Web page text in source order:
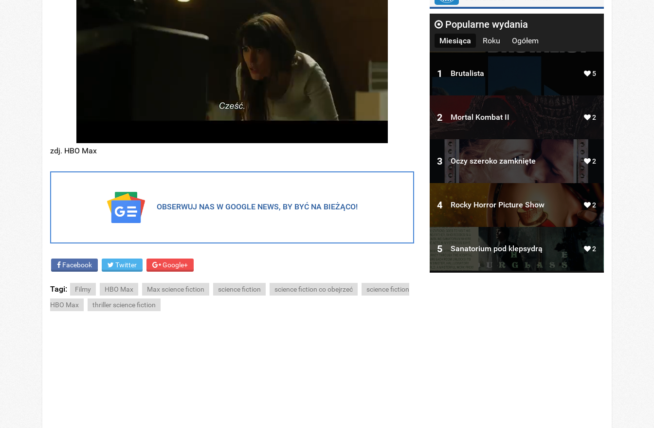
zdj. HBO Max
OBSERWUJ NAS W GOOGLE NEWS, BY BYĆ NA BIEŻĄCO!
Facebook Twitter Google+
Tagi: Filmy HBO Max Max science fiction science fiction science fiction co obejrzeć
science fiction
HBO Max
thriller science fiction
Popularne wydania
Miesiąca Roku Ogółem
1 Brutalista 5
2 Mortal Kombat II 2
3 Oczy szeroko zamknięte 2
4 Rocky Horror Picture Show 2
5 Sanatorium pod klepsydrą 2